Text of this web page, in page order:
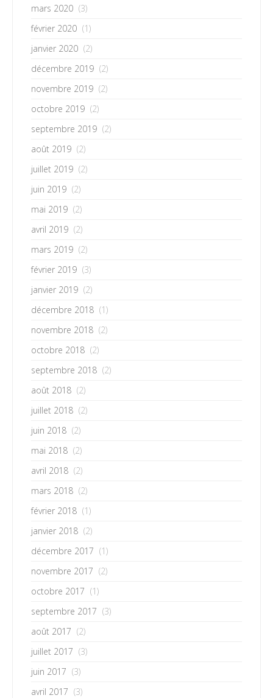
mars 2020 (3)
février 2020 (1)
janvier 2020 (2)
décembre 2019 (2)
novembre 2019 (2)
octobre 2019 (2)
septembre 2019 (2)
août 2019 (2)
juillet 2019 (2)
juin 2019 (2)
mai 2019 (2)
avril 2019 (2)
mars 2019 (2)
février 2019 (3)
janvier 2019 (2)
décembre 2018 (1)
novembre 2018 (2)
octobre 2018 (2)
septembre 2018 (2)
août 2018 (2)
juillet 2018 (2)
juin 2018 (2)
mai 2018 (2)
avril 2018 (2)
mars 2018 (2)
février 2018 (1)
janvier 2018 (2)
décembre 2017 (1)
novembre 2017 (2)
octobre 2017 (1)
septembre 2017 (3)
août 2017 (2)
juillet 2017 (3)
juin 2017 (3)
avril 2017 (3)